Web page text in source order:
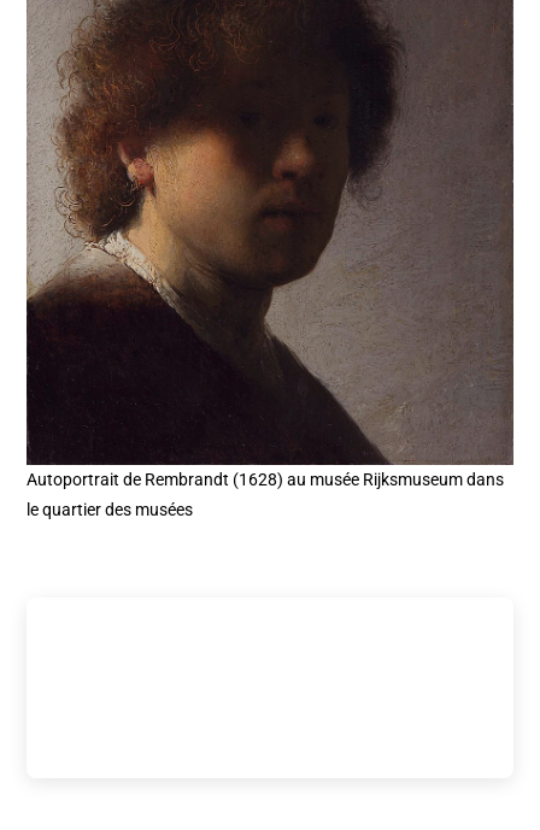
Autoportrait de Rembrandt (1628) au musée Rijksmuseum dans
le quartier des musées